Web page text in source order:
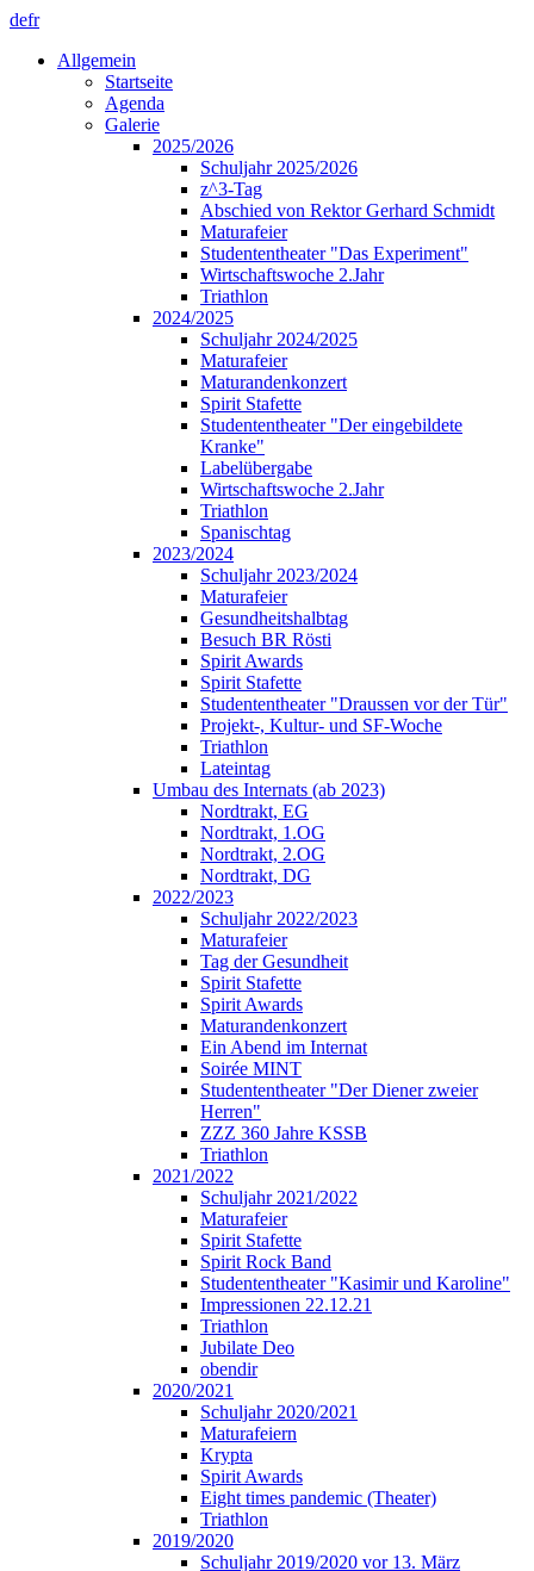
defr
Allgemein
Startseite
Agenda
Galerie
2025/2026
Schuljahr 2025/2026
z^3-Tag
Abschied von Rektor Gerhard Schmidt
Maturafeier
Studententheater "Das Experiment"
Wirtschaftswoche 2.Jahr
Triathlon
2024/2025
Schuljahr 2024/2025
Maturafeier
Maturandenkonzert
Spirit Stafette
Studententheater "Der eingebildete
Kranke"
Labelübergabe
Wirtschaftswoche 2.Jahr
Triathlon
Spanischtag
2023/2024
Schuljahr 2023/2024
Maturafeier
Gesundheitshalbtag
Besuch BR Rösti
Spirit Awards
Spirit Stafette
Studententheater "Draussen vor der Tür"
Projekt-, Kultur- und SF-Woche
Triathlon
Lateintag
Umbau des Internats (ab 2023)
Nordtrakt, EG
Nordtrakt, 1.OG
Nordtrakt, 2.OG
Nordtrakt, DG
2022/2023
Schuljahr 2022/2023
Maturafeier
Tag der Gesundheit
Spirit Stafette
Spirit Awards
Maturandenkonzert
Ein Abend im Internat
Soirée MINT
Studententheater "Der Diener zweier
Herren"
ZZZ 360 Jahre KSSB
Triathlon
2021/2022
Schuljahr 2021/2022
Maturafeier
Spirit Stafette
Spirit Rock Band
Studententheater "Kasimir und Karoline"
Impressionen 22.12.21
Triathlon
Jubilate Deo
obendir
2020/2021
Schuljahr 2020/2021
Maturafeiern
Krypta
Spirit Awards
Eight times pandemic (Theater)
Triathlon
2019/2020
Schuljahr 2019/2020 vor 13. März